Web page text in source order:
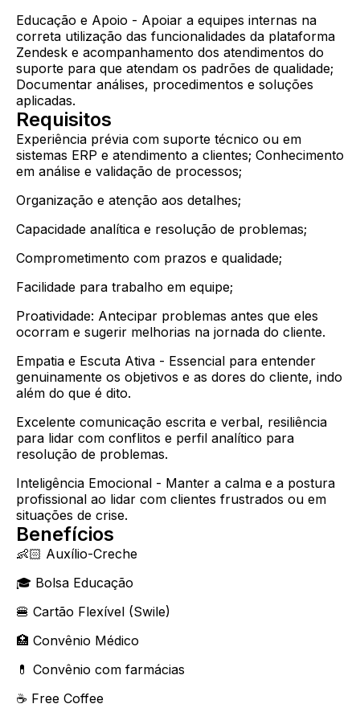
Educação e Apoio - Apoiar a equipes internas na
correta utilização das funcionalidades da plataforma
Zendesk e acompanhamento dos atendimentos do
suporte para que atendam os padrões de qualidade;
Documentar análises, procedimentos e soluções
aplicadas.
Requisitos
Experiência prévia com suporte técnico ou em
sistemas ERP e atendimento a clientes; Conhecimento
em análise e validação de processos;
Organização e atenção aos detalhes;
Capacidade analítica e resolução de problemas;
Comprometimento com prazos e qualidade;
Facilidade para trabalho em equipe;
Proatividade: Antecipar problemas antes que eles
ocorram e sugerir melhorias na jornada do cliente.
Empatia e Escuta Ativa - Essencial para entender
genuinamente os objetivos e as dores do cliente, indo
além do que é dito.
Excelente comunicação escrita e verbal, resiliência
para lidar com conflitos e perfil analítico para
resolução de problemas.
Inteligência Emocional - Manter a calma e a postura
profissional ao lidar com clientes frustrados ou em
situações de crise.
Benefícios
👶🏻 Auxílio-Creche
🎓 Bolsa Educação
🍔 Cartão Flexível (Swile)
🏥 Convênio Médico
💊 Convênio com farmácias
☕️ Free Coffee